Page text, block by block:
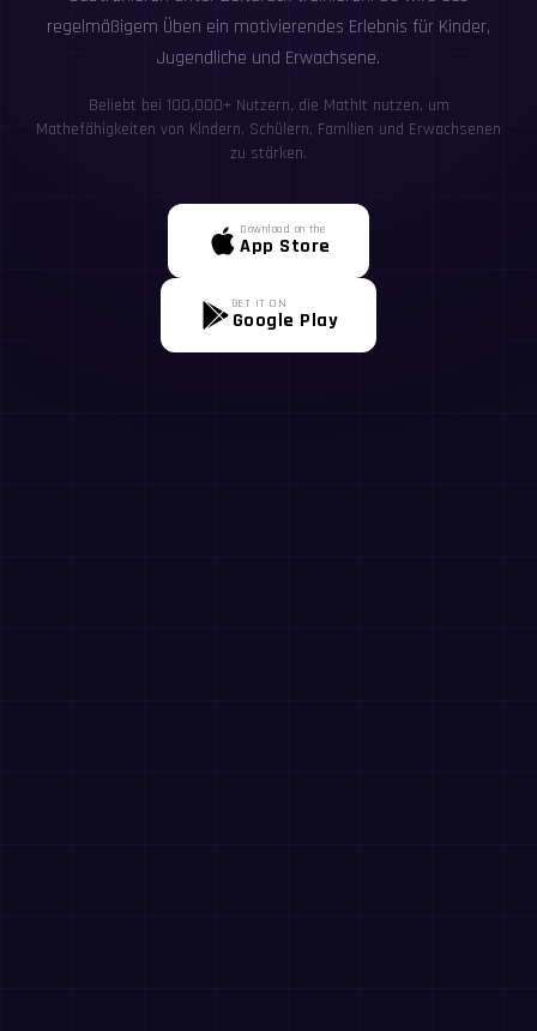
regelmäßigem Üben ein motivierendes Erlebnis für Kinder,
Jugendliche und Erwachsene.
Beliebt bei 100,000+ Nutzern, die MathIt nutzen, um
Mathefähigkeiten von Kindern, Schülern, Familien und Erwachsenen
zu stärken.
Download on the
App Store
GET IT ON
Google Play